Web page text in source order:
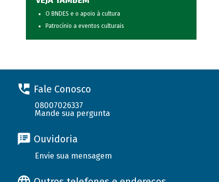
O BNDES e o apoio à cultura
Patrocínio a eventos culturais
Fale Conosco
08007026337
Mande sua pergunta
Ouvidoria
Envie sua mensagem